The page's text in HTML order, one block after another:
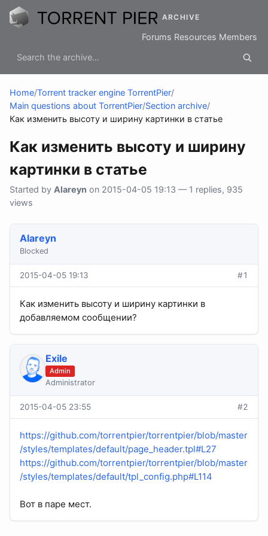
ARCHIVE
Forums Resources Members
Home/Torrent tracker engine TorrentPier/
Main questions about TorrentPier/Section archive/
Как изменить высоту и ширину картинки в статье
Как изменить высоту и ширину
картинки в статье
Started by Alareyn on 2015-04-05 19:13 — 1 replies, 935
views
Alareyn
Blocked
2015-04-05 19:13 #1
Как изменить высоту и ширину картинки в
добавляемом сообщении?
Exile
Admin
Administrator
2015-04-05 23:55 #2
https://github.com/torrentpier/torrentpier/blob/master
/styles/templates/default/page_header.tpl#L27
https://github.com/torrentpier/torrentpier/blob/master
/styles/templates/default/tpl_config.php#L114
Вот в паре мест.